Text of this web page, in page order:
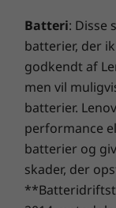
få
launch
mere
Vejer fra 1,82 kg
Tastatur
Copilot-tast
Numerisk
Præcision
Spildresistent
Taktile
Batteri: Disse
batterier, der
godkendt af
men vil
batterier.
performance
batterier og
skader, der